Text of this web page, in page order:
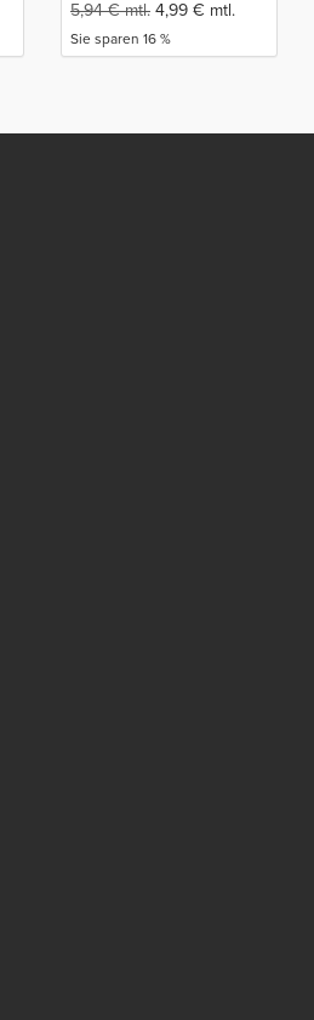
5,94€mtl. 4,99 € mtl.
Sie sparen 16 %